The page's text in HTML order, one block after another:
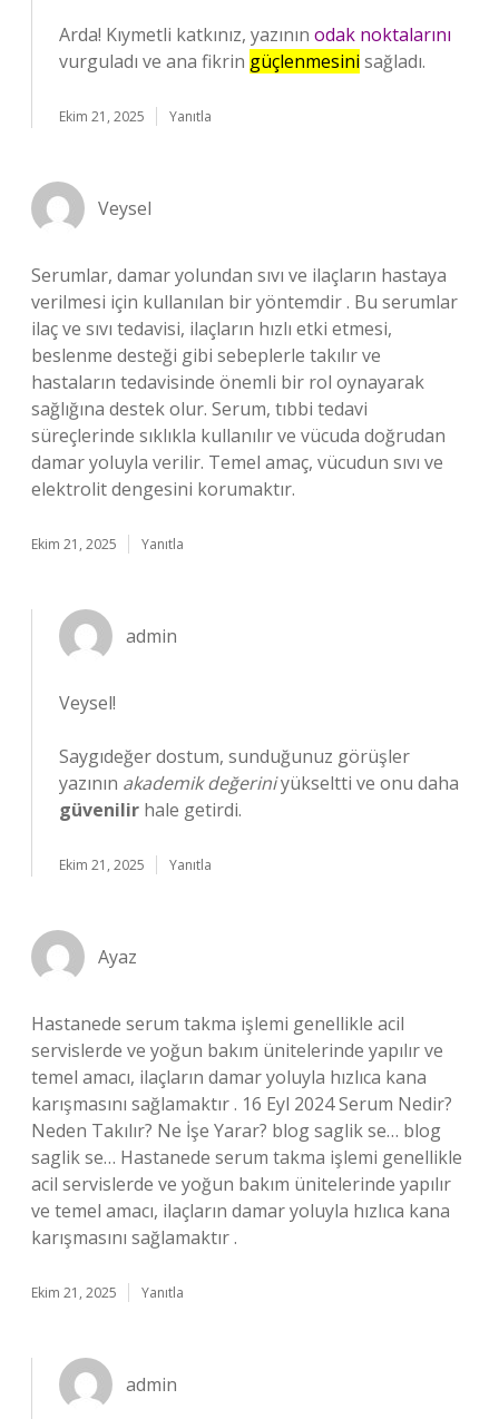
Arda! Kıymetli katkınız, yazının odak noktalarını
vurguladı ve ana fikrin güçlenmesini sağladı.
Ekim 21, 2025 Yanıtla
Veysel
Serumlar, damar yolundan sıvı ve ilaçların hastaya
verilmesi için kullanılan bir yöntemdir . Bu serumlar
ilaç ve sıvı tedavisi, ilaçların hızlı etki etmesi,
beslenme desteği gibi sebeplerle takılır ve
hastaların tedavisinde önemli bir rol oynayarak
sağlığına destek olur. Serum, tıbbi tedavi
süreçlerinde sıklıkla kullanılır ve vücuda doğrudan
damar yoluyla verilir. Temel amaç, vücudun sıvı ve
elektrolit dengesini korumaktır.
Ekim 21, 2025 Yanıtla
admin
Veysel!
Saygıdeğer dostum, sunduğunuz görüşler
yazının akademik değeriniyükseltti ve onu daha
güvenilir hale getirdi.
Ekim 21, 2025 Yanıtla
Ayaz
Hastanede serum takma işlemi genellikle acil
servislerde ve yoğun bakım ünitelerinde yapılır ve
temel amacı, ilaçların damar yoluyla hızlıca kana
karışmasını sağlamaktır . 16 Eyl 2024 Serum Nedir?
Neden Takılır? Ne İşe Yarar? blog saglik se… blog
saglik se… Hastanede serum takma işlemi genellikle
acil servislerde ve yoğun bakım ünitelerinde yapılır
ve temel amacı, ilaçların damar yoluyla hızlıca kana
karışmasını sağlamaktır .
Ekim 21, 2025 Yanıtla
admin